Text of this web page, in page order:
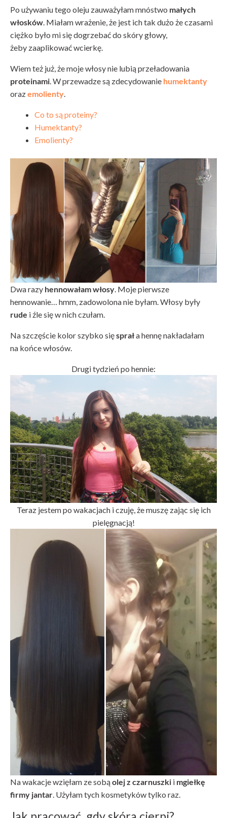
Po używaniu tego oleju zauważyłam mnóstwo małych
włosków . Miałam wrażenie, że jest ich tak dużo że czasami
ciężko było mi się dogrzebać do skóry głowy,
żeby zaaplikować wcierkę.
Wiem też już, że moje włosy nie lubią przeładowania
proteinami . W przewadze są zdecydowanie humektanty
orazemolienty
Co to są proteiny?
Humektanty?
Emolienty?
Dwa razy hennowałam włosy . Moje pierwsze
hennowanie… hmm, zadowolona nie byłam. Włosy były
rude i źle się w nich czułam.
Na szczęście kolor szybko sięsprała hennę nakładałam
na końce włosów.
Drugi tydzień po hennie:
Teraz jestem po wakacjach i czuję, że muszę zając się ich
pielęgnacją!
Na wakacje wzięłam ze sobąolej z czarnuszki i mgiełkę
firmy jantar . Użyłam tych kosmetyków tylko raz.